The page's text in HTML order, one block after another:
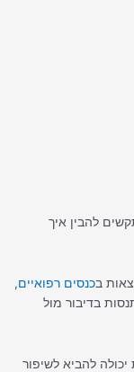
להבין איך
בכנסים רפואיים,
בדיבור מול
להביא לשיפור